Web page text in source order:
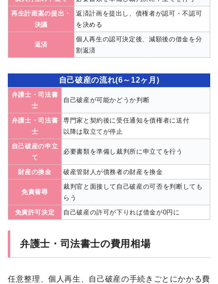
再生計画案の提出・
決議
返済計画を提出し、債権者が認可・不認可
を決める
返済
個人再生の認可決定後、減額後の借金を分
割返済
自己破産の流れ(6～12ヶ月)
弁護士・司法書
士
自己破産が可能かどうか判断
弁護士・司法書
士
専門家と契約後に受任通知を債権者に送付
以降は取立てが停止
自己破産の申立
て
必要書類を準備し裁判所に申立てを行う
財産の換金 破産管財人が債務者の財産を換金
免責審尋
裁判官と面接して自己破産の可否を判断しても
らう
免責許可決定
自己破産の許可が下りれば借金が0円に
弁護士・司法書士の費用相場
任意整理、個人再生、自己破産の手続きごとにかかる費